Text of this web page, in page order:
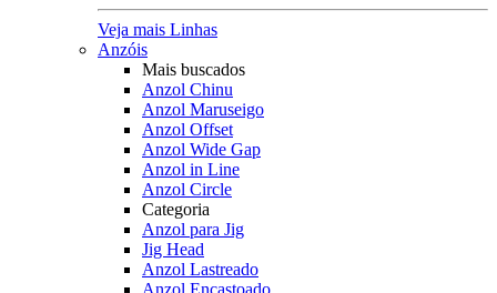
Veja mais Linhas
Anzóis
Mais buscados
Anzol Chinu
Anzol Maruseigo
Anzol Offset
Anzol Wide Gap
Anzol in Line
Anzol Circle
Categoria
Anzol para Jig
Jig Head
Anzol Lastreado
Anzol Encastoado